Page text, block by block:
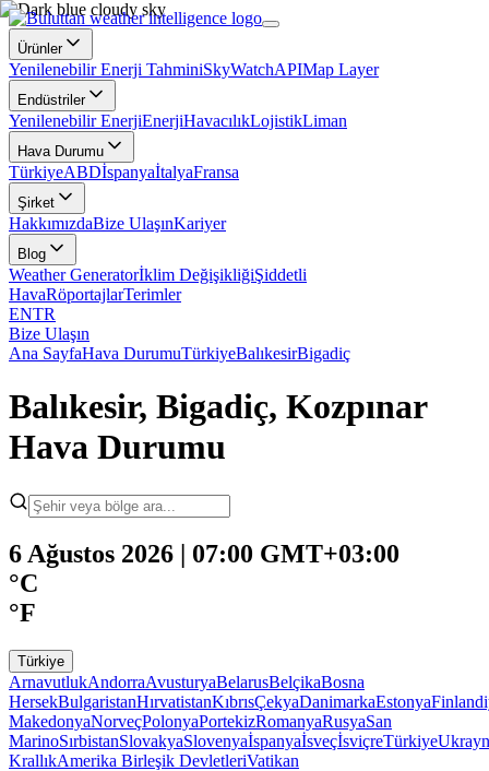
Ürünler
Yenilenebilir Enerji TahminiSkyWatchAPIMap Layer
Endüstriler
Yenilenebilir EnerjiEnerjiHavacılıkLojistikLiman
Hava Durumu
TürkiyeABDİspanyaİtalyaFransa
Şirket
HakkımızdaBize UlaşınKariyer
Blog
Weather Generatorİklim DeğişikliğiŞiddetli
HavaRöportajlarTerimler
ENTR
Bize Ulaşın
Ana SayfaHava DurumuTürkiyeBalıkesirBigadiç
Balıkesir, Bigadiç, Kozpınar
Hava Durumu
6 Ağustos 2026 | 07:00 GMT+03:00
°C
°F
Türkiye
ArnavutlukAndorraAvusturyaBelarusBelçikaBosna
HersekBulgaristanHırvatistanKıbrısÇekyaDanimarkaEstonya
MakedonyaNorveçPolonyaPortekizRomanyaRusyaSan
MarinoSırbistanSlovakyaSlovenyaİspanyaİsveçİsviçreTürkiye
KrallıkAmerika Birleşik DevletleriVatikan